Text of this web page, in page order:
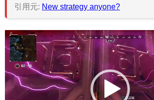
引用元: New strategy anyone?
動
画
プ
レ
ー